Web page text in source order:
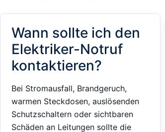
Wann sollte ich den
Elektriker-Notruf
kontaktieren?
Bei Stromausfall, Brandgeruch,
warmen Steckdosen, auslösenden
Schutzschaltern oder sichtbaren
Schäden an Leitungen sollte die